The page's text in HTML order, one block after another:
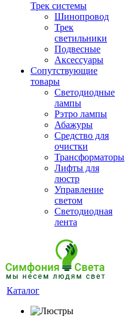
Трек системы
Шинопровод
Трек
светильники
Подвесные
Аксессуары
Сопутствующие
товары
Светодиодные
лампы
Рэтро лампы
Абажуры
Средство для
очистки
Трансформаторы
Лифты для
люстр
Управление
светом
Светодиодная
лента
Каталог